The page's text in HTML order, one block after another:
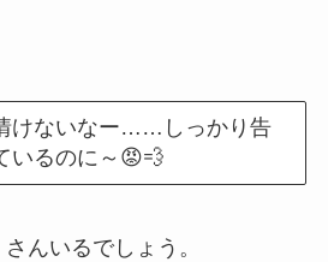
けないなー……しっかり告
いるのに～😡💨
んいるでしょう。